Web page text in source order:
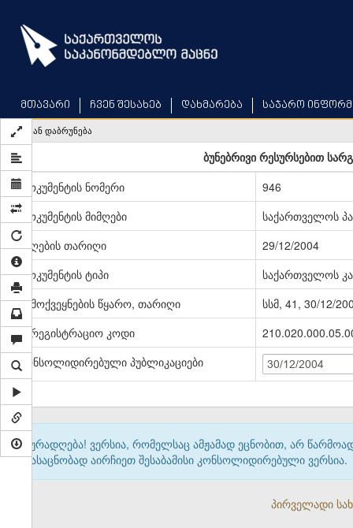
main
content
მთავარი ჩვენ შესახებ დახმარება საჯარო
უკან დაბრუნება
ბუნებრივი რესურსებით
დოკუმენტის ნომერი
946
დოკუმენტის მიმღები
საქართველოს
მიღების თარიღი
29/12/2004
დოკუმენტის ტიპი
საქართველოს
გამოქვეყნების წყარო, თარიღი
სსმ, 41, 30/12/
სარეგისტრაციო კოდი
კონსოლიდირებული პუბლიკაციები
30/12/2004
ყურადღება! ვერსია, რომელსაც ამჟამად ეცნობით, არ
გასაცნობად აირჩიეთ შესაბამისი კონსოლიდირებული ვერსია.
პირველადი